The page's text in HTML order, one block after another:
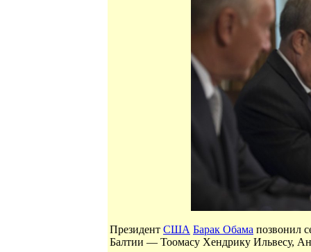
Президент США Барак Обама позвонил
Балтии — Тоомасу Хендрику Ильвесу,